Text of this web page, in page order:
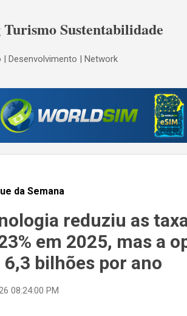
Sustentabilidade
| Desenvolvimento | Network
da Semana
reduziu as
em 2025, mas a
6,3 bilhões por ano
08:24:00 PM